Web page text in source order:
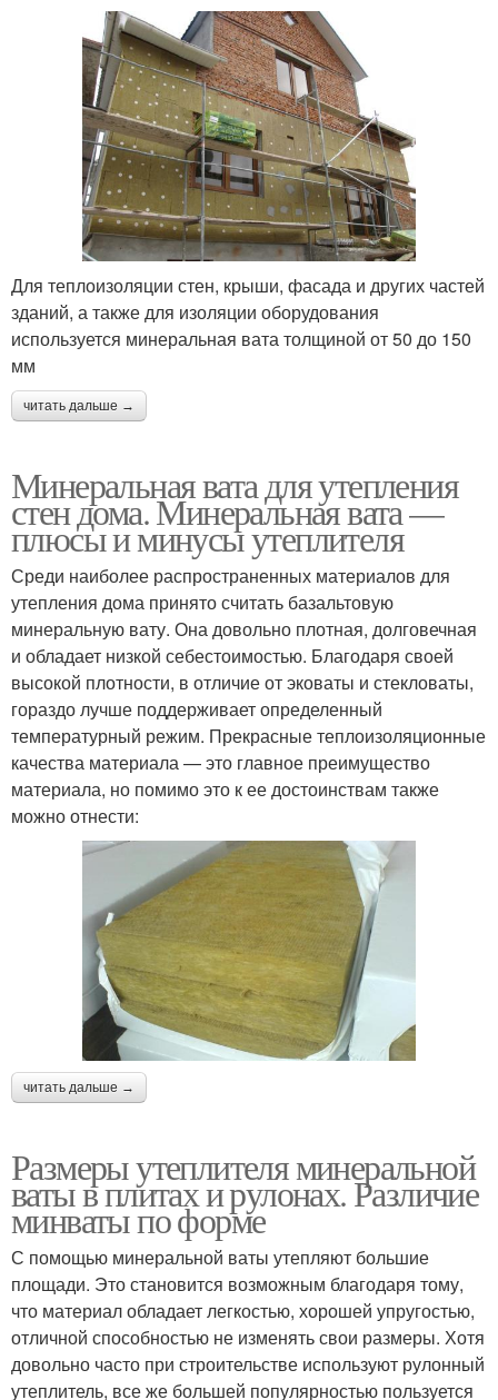
Для теплоизоляции стен, крыши, фасада и других частей
зданий, а также для изоляции оборудования
используется минеральная вата толщиной от 50 до 150
мм
читать дальше →
Минеральная вата для утепления
стен дома. Минеральная вата —
плюсы и минусы утеплителя
Среди наиболее распространенных материалов для
утепления дома принято считать базальтовую
минеральную вату. Она довольно плотная, долговечная
и обладает низкой себестоимостью. Благодаря своей
высокой плотности, в отличие от эковаты и стекловаты,
гораздо лучше поддерживает определенный
температурный режим. Прекрасные теплоизоляционные
качества материала — это главное преимущество
материала, но помимо это к ее достоинствам также
можно отнести:
читать дальше →
Размеры утеплителя минеральной
ваты в плитах и рулонах. Различие
минваты по форме
С помощью минеральной ваты утепляют большие
площади. Это становится возможным благодаря тому,
что материал обладает легкостью, хорошей упругостью,
отличной способностью не изменять свои размеры. Хотя
довольно часто при строительстве используют рулонный
утеплитель, все же большей популярностью пользуется